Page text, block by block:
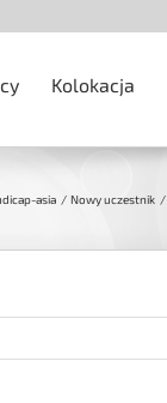
Kolokacja
asia Nowy uczestnik